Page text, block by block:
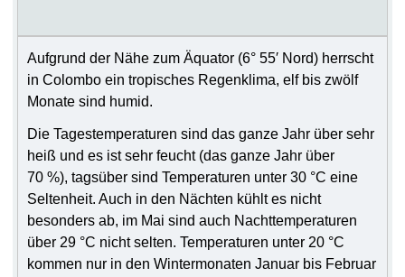
Aufgrund der Nähe zum Äquator (6° 55′ Nord) herrscht
in Colomboein tropisches Regenklima, elf bis zwölf
Monate sind humid.
Die Tagestemperaturen sind das ganze Jahr über sehr
heiß und es ist sehr feucht (das ganze Jahr über
70 %), tagsüber sind Temperaturen unter 30 °C eine
Seltenheit. Auch in den Nächten kühlt es nicht
besonders ab, im Mai sind auch Nachttemperaturen
über 29 °C nicht selten. Temperaturen unter 20 °C
kommen nur in den Wintermonaten Januar bis Februar